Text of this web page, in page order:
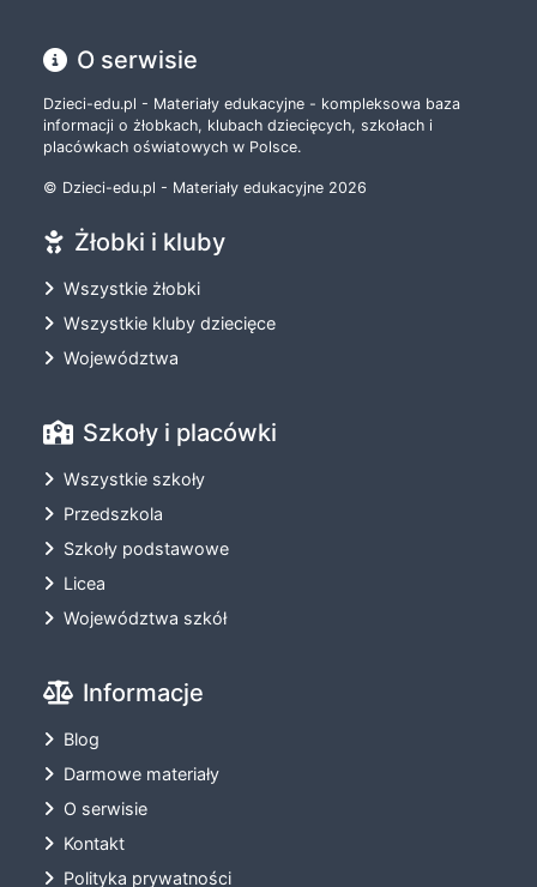
O serwisie
Dzieci-edu.pl - Materiały edukacyjne - kompleksowa baza
informacji o żłobkach, klubach dziecięcych, szkołach i
placówkach oświatowych w Polsce.
© Dzieci-edu.pl - Materiały edukacyjne 2026
Żłobki i kluby
Wszystkie żłobki
Wszystkie kluby dziecięce
Województwa
Szkoły i placówki
Wszystkie szkoły
Przedszkola
Szkoły podstawowe
Licea
Województwa szkół
Informacje
Blog
Darmowe materiały
O serwisie
Kontakt
Polityka prywatności